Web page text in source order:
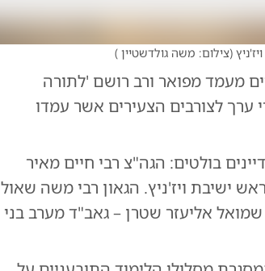
(צילום: משה גולדשטיין)
מעמד מפואר ורב רושם 'לתורה
ערך לצורבים הצעירים אשר עמדו
בולטים: הגה"צ רבי חיים מאיר
ישיבת ויז'ניץ. הגאון רבי משה שאול
שמואל אליעזר שטרן – גאב"ד מערב בני